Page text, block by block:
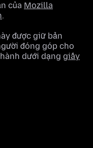
của Mozilla
.
được giữ bản
đóng góp cho
dưới dạng giấy